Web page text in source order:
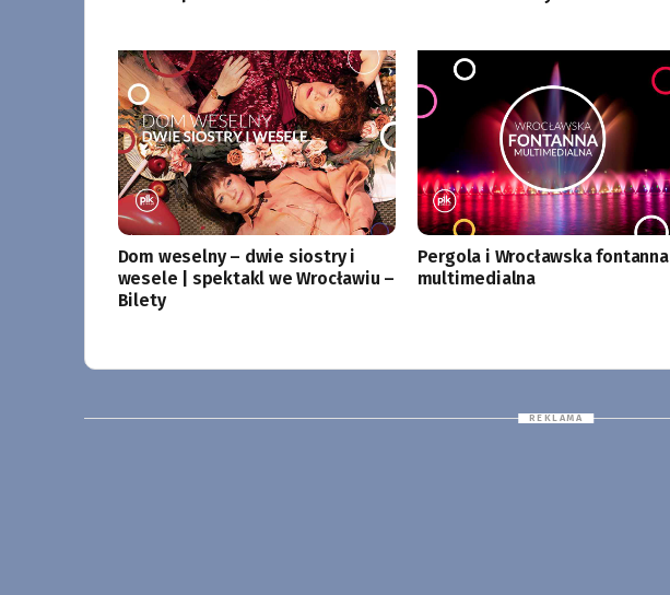
Dom weselny – dwie siostry i
wesele | spektakl we Wrocławiu –
Bilety
Pergola i Wrocławska fontanna
multimedialna